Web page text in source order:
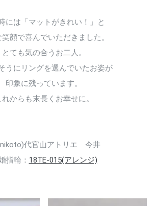
には「マットがきれい！」と
顔で喜んでいただきました。
とても気の合うお二人。
うにリングを選んでいたお姿が
印象に残っています。
れからも末長くお幸せに。
代官山アトリエ 今井
指輪： 18TE-015(アレンジ)